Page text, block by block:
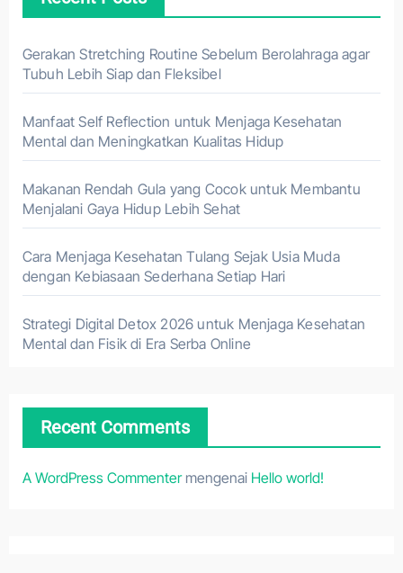
Gerakan Stretching Routine Sebelum Berolahraga agar
Tubuh Lebih Siap dan Fleksibel
Manfaat Self Reflection untuk Menjaga Kesehatan
Mental dan Meningkatkan Kualitas Hidup
Makanan Rendah Gula yang Cocok untuk Membantu
Menjalani Gaya Hidup Lebih Sehat
Cara Menjaga Kesehatan Tulang Sejak Usia Muda
dengan Kebiasaan Sederhana Setiap Hari
Strategi Digital Detox 2026 untuk Menjaga Kesehatan
Mental dan Fisik di Era Serba Online
Recent Comments
A WordPress Commentermengenai Hello world!